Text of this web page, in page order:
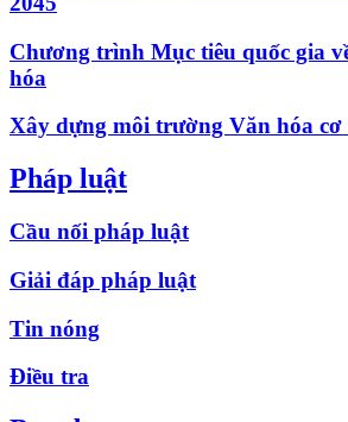
Chương trình Mục tiêu quốc gia
hóa
Xây dựng môi trường Văn hóa cơ
Pháp luật
Cầu nối pháp luật
Giải đáp pháp luật
Tin nóng
Điều tra